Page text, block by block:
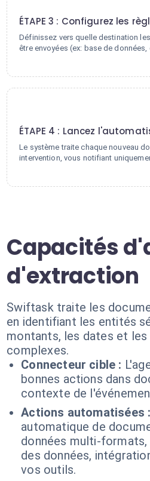
ÉTAPE 3 : Configurez les
Définissez vers quelle destination
être envoyées (ex: base de
ÉTAPE 4 : Lancez
Le système traite chaque nouveau
intervention, vous notifiant
Capacités
d'extraction
Swiftask traite les
en identifiant les entités
montants, les dates et les
complexes.
Connecteur cible :
bonnes actions dans
contexte de
Actions automatisées :
automatique de
données multi-
des données,
vos outils.